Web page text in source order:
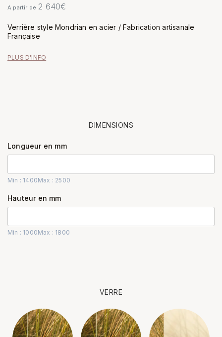
A partir de 2 640€
Verrière style Mondrian en acier / Fabrication artisanale
Française
PLUS D'INFO
DIMENSIONS
Longueur en mm
Min : 1400Max : 2500
Hauteur en mm
Min : 1000Max : 1800
VERRE